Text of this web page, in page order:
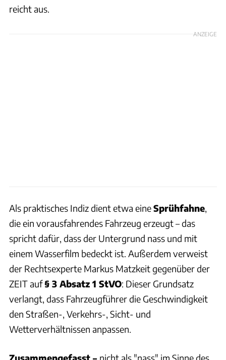
reicht aus.
ANZEIGE
Als praktisches Indiz dient etwa eineSprühfahne,
die ein vorausfahrendes Fahrzeug erzeugt – das
spricht dafür, dass der Untergrund nass und mit
einem Wasserfilm bedeckt ist. Außerdem verweist
der Rechtsexperte Markus Matzkeit gegenüber der
ZEIT auf§ 3 Absatz 1 StVO: Dieser Grundsatz
verlangt, dass Fahrzeugführer die Geschwindigkeit
den Straßen-, Verkehrs-, Sicht- und
Wetterverhältnissen anpassen.
Zusammengefasst – nicht als "nass" im Sinne des